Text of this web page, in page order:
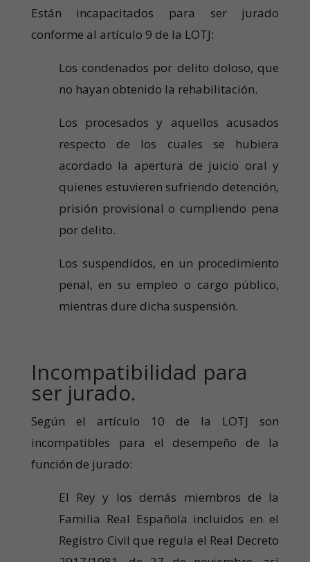
Están incapacitados para ser jurado
conforme al artículo 9 de la LOTJ:
Los condenados por delito doloso, que
no hayan obtenido la rehabilitación.
Los procesados y aquellos acusados
respecto de los cuales se hubiera
acordado la apertura de juicio oral y
quienes estuvieren sufriendo detención,
prisión provisional o cumpliendo pena
por delito.
Los suspendidos, en un procedimiento
penal, en su empleo o cargo público,
mientras dure dicha suspensión.
Incompatibilidad para
ser jurado.
Según el artículo 10 de la LOTJ son
incompatibles para el desempeño de la
función de jurado:
El Rey y los demás miembros de la
Familia Real Española incluidos en el
Registro Civil que regula el Real Decreto